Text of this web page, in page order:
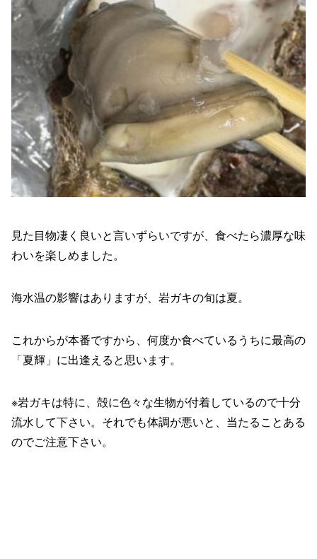
見た目物凄く良いと言いずらいですが、食べたら濃厚な味
わいを楽しめました。
海水温の影響はありますが、岩ガキの旬は夏。
これからが本番ですから、何度か食べているうちに最高の
「夏輝」に出逢えると思います。
※岩ガキは特に、殻に色々な生物が付着しているので十分
流水して下さい。それでも体調が悪いと、当たることある
のでご注意下さい。